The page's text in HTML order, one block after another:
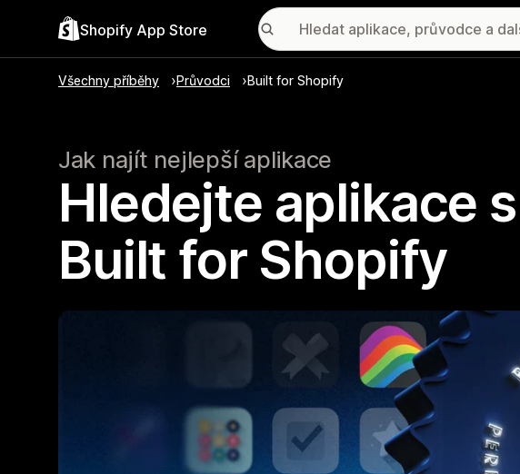
Shopify App Store
Všechny příběhy Průvodci Built for Shopify
Jak najít nejlepší aplikace
Hledejte aplikace
Built for Shopify